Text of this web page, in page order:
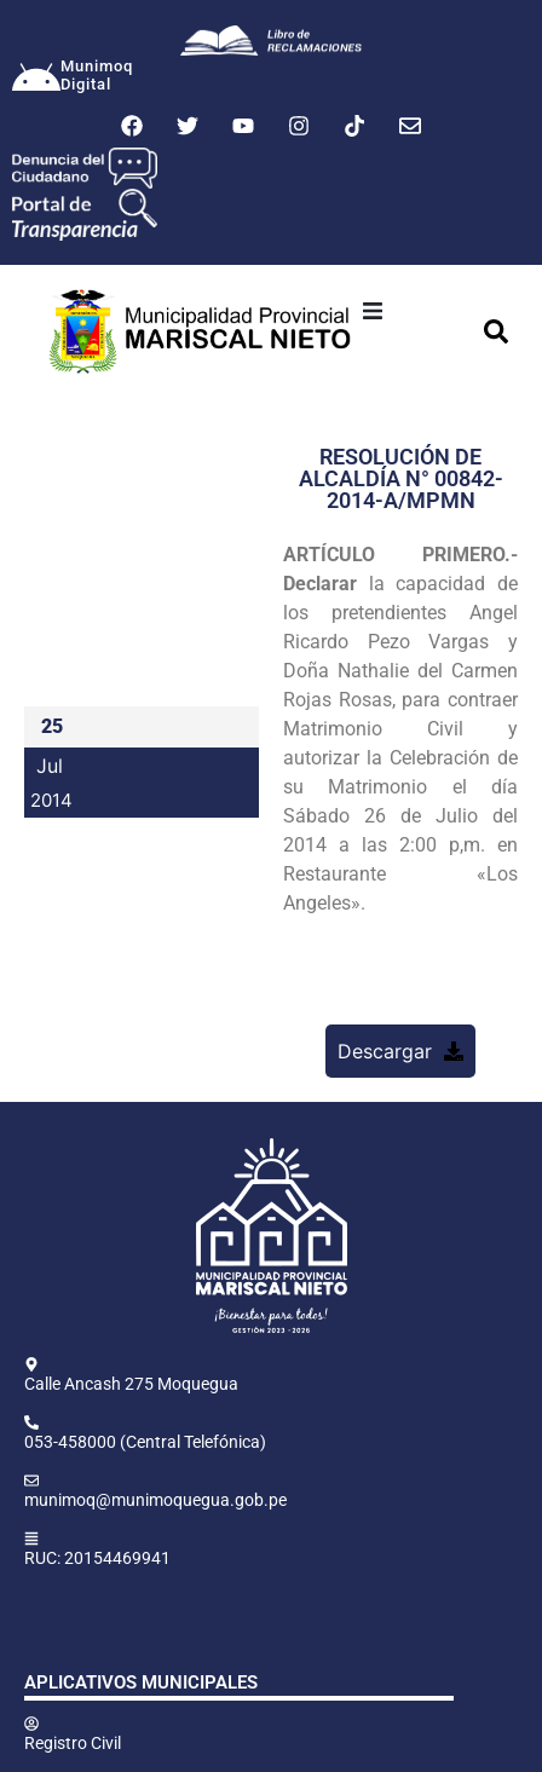
Munimoq
Digital
Transparencia
Programas
Intranet
25
Jul
2014
RESOLUCIÓN DE
ALCALDÍA N° 00842-
2014-A/MPMN
ARTÍCULO PRIMERO.-
Declarar la capacidad de
los pretendientes Angel
Ricardo Pezo Vargas y
Doña Nathalie del Carmen
Rojas Rosas, para contraer
Matrimonio Civil y
autorizar la Celebración de
su Matrimonio el día
Sábado 26 de Julio del
2014 a las 2:00 p,m. en
Restaurante «Los
Angeles».
Descargar
Calle Ancash 275 Moquegua
053-458000 (Central Telefónica)
munimoq@munimoquegua.gob.pe
RUC: 20154469941
APLICATIVOS MUNICIPALES
Registro Civil